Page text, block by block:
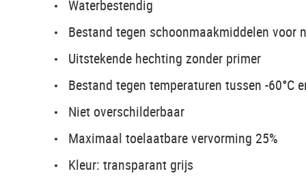
Waterbestendig
Bestand tegen schoonmaakmiddelen voor
Uitstekende hechting zonder primer
Bestand tegen temperaturen tussen -60°C
Niet overschilderbaar
Maximaal toelaatbare vervorming 25%
Kleur: transparant grijs